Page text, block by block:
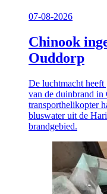
07-08-2026
Chinook
Ouddorp
De luchtmacht heeft
van de duinbrand
transporthelikopter
bluswater uit de
brandgebied.